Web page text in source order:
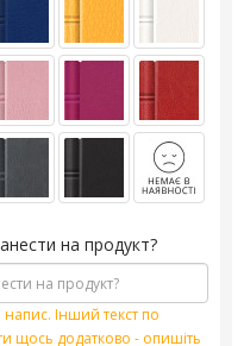
на продукт?
напис. Інший текст по
щось додатково - опишіть